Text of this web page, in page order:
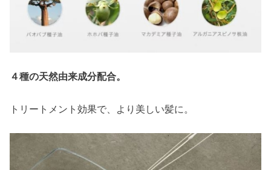
４種の天然由来成分配合。
トリートメント効果で、より美しい髪に。